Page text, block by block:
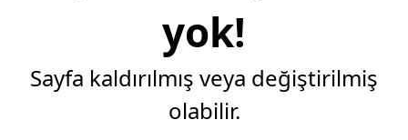
yok!
Sayfa kaldırılmış veya değiştirilmiş
olabilir.